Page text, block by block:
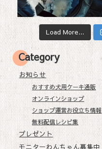
Load More...
Category
お知らせ
おすすめ犬用ケーキ通販
オンラインショップ
ショップ運営お役立ち情報
無料配信レシピ集
プレゼント
モニターわんちゃん募集中